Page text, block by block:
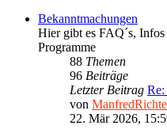
Bekanntmachungen
Hier gibt es FAQ´s,
Programme
88 Themen
96 Beiträge
Letzter Beitrag
von
22. Mär 2026,